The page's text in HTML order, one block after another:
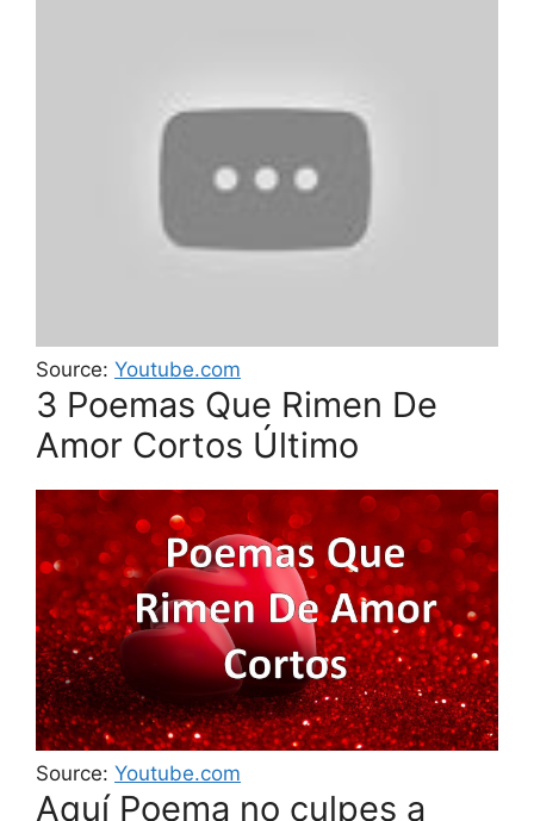
Source: Youtube.com
3 Poemas Que Rimen De
Amor Cortos Último
Source: Youtube.com
Aquí Poema no culpes a